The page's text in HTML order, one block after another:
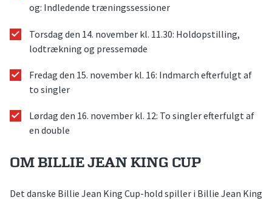
og: Indledende træningssessioner
Torsdag den 14. november kl. 11.30: Holdopstilling,
lodtrækning og pressemøde
Fredag den 15. november kl. 16: Indmarch efterfulgt af
to singler
Lørdag den 16. november kl. 12: To singler efterfulgt af
en double
OM BILLIE JEAN KING CUP
Det danske Billie Jean King Cup-hold spiller i Billie Jean King